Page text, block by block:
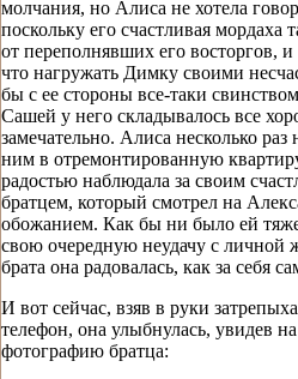
молчания, но Алиса не хотела
поскольку его счастливая мордаха
от переполнявших его восторгов, и
что нагружать Димку своими
бы с ее стороны все-таки
Сашей у него складывалось все
замечательно. Алиса несколько раз
ним в отремонтированную
радостью наблюдала за своим
братцем, который смотрел на
обожанием. Как бы ни было ей
свою очередную неудачу с личной
брата она радовалась, как за себя
И вот сейчас, взяв в руки
телефон, она улыбнулась, увидев
фотографию братца: